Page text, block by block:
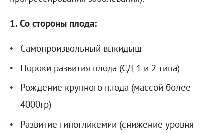
1. Со стороны плода:
Cамопроизвольный выкидыш
Пороки развития плода (СД 1 и 2 типа)
Рождение крупного плода (массой более
4000гр)
Развитие гипогликемии (снижение уровня